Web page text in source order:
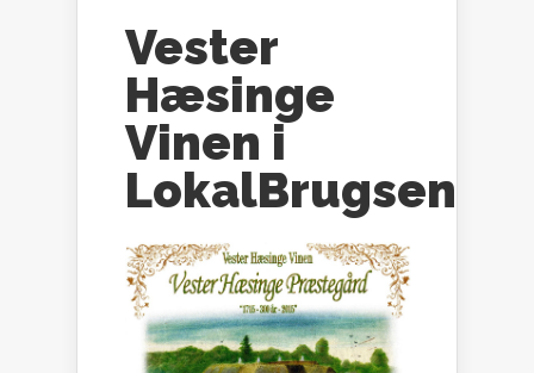
Vester
Hæsinge
Vinen i
LokalBrugsen